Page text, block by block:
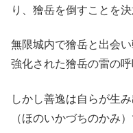
り、獪岳を倒すことを決
無限城内で獪岳と出会
強化された獪岳の雷の呼
しかし善逸は自らが生
（ほのいかづちのかみ